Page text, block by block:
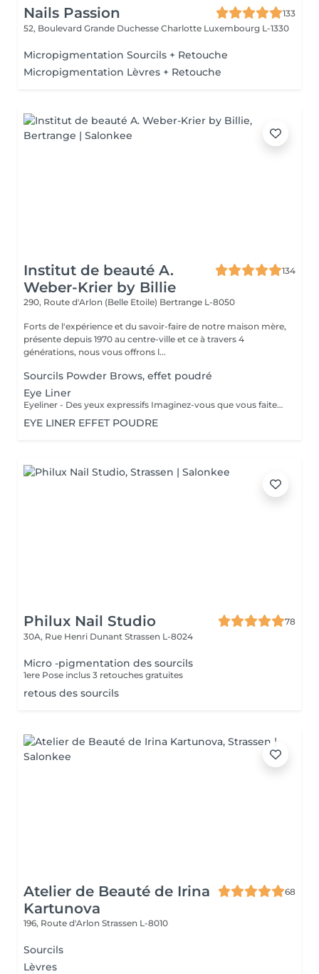
Nails Passion
133
52, Boulevard Grande Duchesse Charlotte Luxembourg L-1330
Micropigmentation Sourcils + Retouche
Micropigmentation Lèvres + Retouche
Institut de beauté A.
Weber-Krier by Billie
134
290, Route d'Arlon (Belle Etoile) Bertrange L-8050
Forts de l'expérience et du savoir-faire de notre maison mère,
présente depuis 1970 au centre-ville et ce à travers 4
générations, nous vous offrons l...
Sourcils Powder Brows, effet poudré
Eye Liner
Eyeliner - Des yeux expressifs Imaginez-vous que vous faites du sport, que vous allez vous baigner ou au sauna et que votre Eyeliner ne s'efface pas, ne coule pas plus jamais. Vos cils paraissent plus fournis et vos yeux sont plus expressifs grâce à un Eyeliner fin. L'Eyeliner est aussi la solution parfaite si vous portez des lentilles ou si vous avez des problèmes de vue ou bien si vous voulez tout simplement gagner du temps. Vous avez le choix entre un Eyeliner très fin et discret et un Eyeliner décoratif, tout comme vous le souhaitez. Dans tous les cas l'Eyeliner mettra vos yeux en valeur.
EYE LINER EFFET POUDRE
Philux Nail Studio
78
30A, Rue Henri Dunant Strassen L-8024
Micro -pigmentation des sourcils
1ere Pose inclus 3 retouches gratuites
retous des sourcils
Atelier de Beauté de Irina
Kartunova
68
196, Route d'Arlon Strassen L-8010
Sourcils
Lèvres